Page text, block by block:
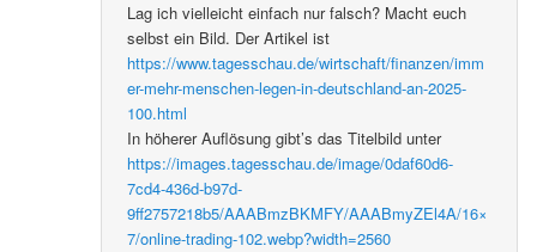
Lag ich vielleicht einfach nur falsch? Macht euch
selbst ein Bild. Der Artikel ist
https://www.tagesschau.de/wirtschaft/finanzen/imm
er-mehr-menschen-legen-in-deutschland-an-2025-
100.html
In höherer Auflösung gibt’s das Titelbild unter
https://images.tagesschau.de/image/0daf60d6-
7cd4-436d-b97d-
9ff2757218b5/AAABmzBKMFY/AAABmyZEl4A/16×
7/online-trading-102.webp?width=2560